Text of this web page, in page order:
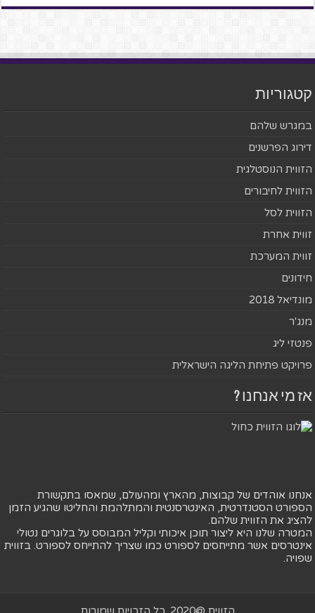
קטגוריות
במגרש שלהם
דירוג הפרשנים
הזווית הנוסטלגית
הזווית לחיבורים
הזווית לסל
זווית אחרת
זווית המערכת
חידונים
מונדיאל 2018
מנג'ר
פנטזי ליג
פרויקט פתיחת הליגה הישראלית
אז מי אנחנו ?
אנחנו אוהדים של קבוצות, מהארץ ומהעולם, שמאסו בתקשורת
הספורט הסטנדרטית, האינטרסנטית והמתלהמת והחליטו שהגיע הזמן
להציג את הזווית שלהם.
המטרה שלנו היא ליצור תוכן איכותי וקליל המבוסס על בלוגרים נטולי
אינטרסים אשר מתייחסים לספורט כמו שצריך להתייחס לספורט. בזווית
שפויה.